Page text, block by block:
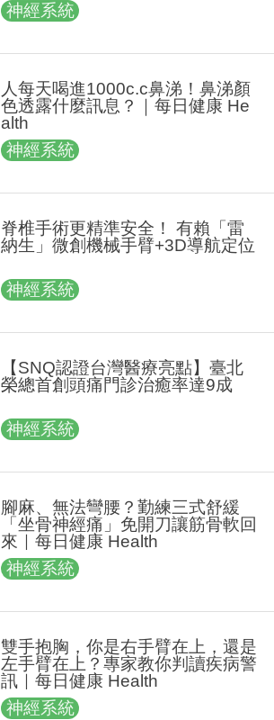
神經系統
人每天喝進1000c.c鼻涕！鼻涕顏
色透露什麼訊息？｜每日健康 He
alth
神經系統
脊椎手術更精準安全！ 有賴「雷
納生」微創機械手臂+3D導航定位
神經系統
【SNQ認證台灣醫療亮點】臺北
榮總首創頭痛門診治癒率達9成
神經系統
腳麻、無法彎腰？勤練三式舒緩
「坐骨神經痛」免開刀讓筋骨軟回
來｜每日健康 Health
神經系統
雙手抱胸，你是右手臂在上，還是
左手臂在上？專家教你判讀疾病警
訊｜每日健康 Health
神經系統